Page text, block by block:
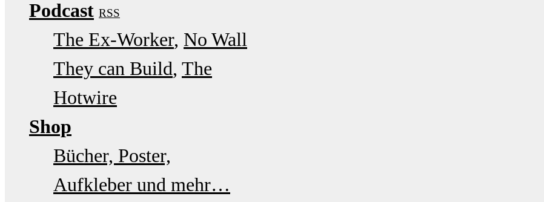
Podcast RSS
The Ex-Worker No Wall
They can Build The
Hotwire
Shop
Bücher, Poster,
Aufkleber und mehr…